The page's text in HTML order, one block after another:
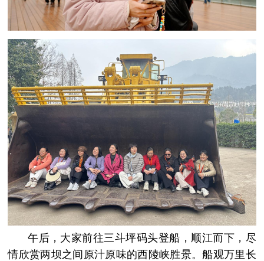
午后，大家前往三斗坪码头登船，顺江而下，尽
情欣赏两坝之间原汁原味的西陵峡胜景。船观万里长